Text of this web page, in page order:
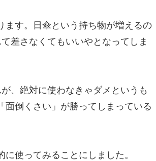
ます。日傘という持ち物が増えるの
差さなくてもいいやとなってしま
、絶対に使わなきゃダメというも
倒くさい」が勝ってしまっている
使ってみることにしました。